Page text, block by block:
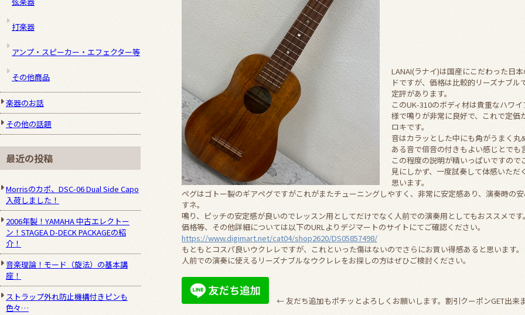
LANAI(ラナイ)は国産にこだわった日
ドですが、価格は比較的リーズナブル
定評があります。
このUK-310のボディ材は貴重なハワ
様で鳴りが非常に良好で、これで定価
ロキです。
音はカラッとした中にも角がうまく丸
ある音で倍音の付きもよい感じとで
この程度の説明が精いっぱいですので
見にしかず、一度試奏して体感いただ
思います。
ペグはゴトー製のギアペグですがこれがまたチューニングしやすく、非常に安定感あり、演奏時の
すネ。
鳴り、ピッチの安定感が良いのでレッスン用としてだけでなく人前での演奏用としてもおススメです
価格等、その他詳細については以下のURLよりデジマートのサイトにてご確認ください。
https://www.digimart.net/cat04/shop2620/DS05857498/
もともとコスパ良いウクレレですが、これといった傷はないのでさらにお買い得感あると思います。
人前での演奏に使えるリーズナブルなウクレレをお探しの方はぜひご検討ください。
← 友だち追加もポチッとよろしくお願いします。割引クーポンGET出来
打楽器
アンプ・スピーカー・エフェクター等
その他商品
楽器のお話
その他の話題
最近の投稿
Morrisのカポ、DSC-06 Dual Side Capo
入荷しました！
2006年製！YAMAHA 中古エレクトー
ン！STAGEA D-DECK PACKAGEの紹
介！
音楽理論！モード（旋法）の基本講
座！
ストラップ外れ防止機構付きピンも
色々…